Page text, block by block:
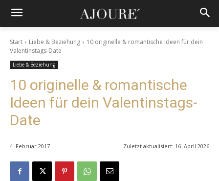
Start Liebe & Beziehung
10 originelle & romantische Ideen für dein
Valentinstags-Date
Liebe & Beziehung
10 originelle & romantische
Ideen für dein Valentinstags-
Date
4. Februar 2017 Zuletzt aktualisiert: 16. April 2026